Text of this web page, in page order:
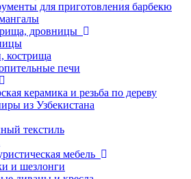
для приготовления барбекю
дровницы
кострища
печи
керамика и резьба по дереву
из Узбекистана
текстиль
мебель
и шезлонги